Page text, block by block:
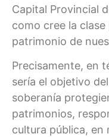
Capital Provincial
como cree la
patrimonio de
Precisamente, en
sería el objetivo
soberanía
patrimonios,
cultura pública, en